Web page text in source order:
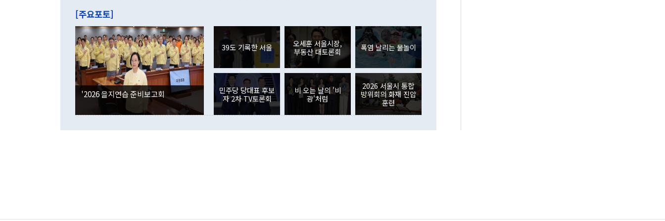
이 9월 러시아 블라디보스토크에서 열리는 '동방경제포럼(EEF)'을 언급하
며 "정부 차원에서 (참석을) 검토하고 있다"고 발언한 데 대해서도 조 장관
은 "그것은 외교부의 몫"이라며 "아직 거기까지 진도가 나가지 않았다"고
잘랐다. 정 장관이 이날 소개한 대북 구상과 설명은 정부 내 조율을 거치지
않았다는 점에서 문제가 있다. 특히 주적 표현 대체와 국호 사용, 9·19 군
사합의 복원, 4자회담 추진 등은 통일부 장관이 결정할 사안이 아니어서 월
권이라는 지적이 나오고 있다. 이 대통령은 정 장관의 업무보고를 듣고 난
뒤 "여기 업무보고에 발표했다고 승인난 건 아니다"라고 재차 확인했다. 정
부의 한 소식통은 "정 장관의 발언 내용은 대부분 국가안전보장회의(NSC)
를 거쳐 결정된 사안이 아닌 정 장관의 개인적 생각에 가깝다"며 "안보 관
련 부처 장관이 정부의 공식 정책이 아닌 사안을 추진하겠다고 업무보고를
하고 대통령의 면전에서 '국군통수권자가 나서야 한다'고 주장한 것은 심각
였던 올해 3월(369억9000만달러)을 넘어선 것이다. 직접투자에서는 내국
인의 해외투자가 80억1000만달러, 외국인의 국내투자가 46억3000만달러
각각 증가했다. 증권투자에서는 외국인의 국내 주식 매도세가 이어졌다. 외
국인의 국내 주식 투자는 차익실현 매도 등의 영향으로 316억1000만달러
감소하며 전월(-310억5000만달러)에 이어 역대 최대 순매도 기록을 다시
경신했다. 외국인의 국내 채권투자는 세계국채지수(WGBI) 자금 유입에도
분기 말 만기도래 영향으로 증가 폭이 줄어든 52억9000만달러를 기록했
다. 내국인의 해외 증권투자는 주식을 중심으로 35억6000만달러 증가했
다. eoyn2@newspim.com
[주요포토]
'2026 을지연습 준비보고회
39도 기록한 서울
오세훈 서울시장,
부동산 대토론회
폭염 날리는 물놀이
민주당 당대표 후보
자 2차 TV토론회
비 오는 날의 '비
광'처럼
2026 서울시 통합
방위회의 화재 진압
훈련